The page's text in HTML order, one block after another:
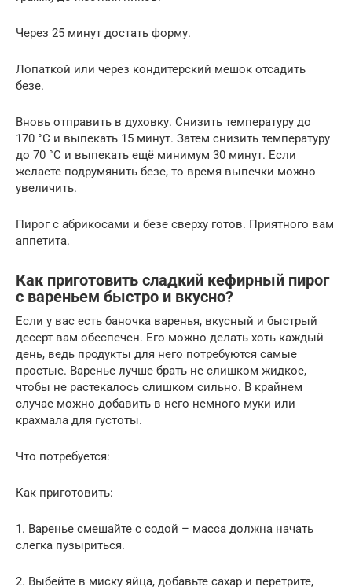
Через 25 минут достать форму.
Лопаткой или через кондитерский мешок отсадить
безе.
Вновь отправить в духовку. Снизить температуру до
170 °С и выпекать 15 минут. Затем снизить температуру
до 70 °С и выпекать ещё минимум 30 минут. Если
желаете подрумянить безе, то время выпечки можно
увеличить.
Пирог с абрикосами и безе сверху готов. Приятного вам
аппетита.
Как приготовить сладкий кефирный пирог
с вареньем быстро и вкусно?
Если у вас есть баночка варенья, вкусный и быстрый
десерт вам обеспечен. Его можно делать хоть каждый
день, ведь продукты для него потребуются самые
простые. Варенье лучше брать не слишком жидкое,
чтобы не растекалось слишком сильно. В крайнем
случае можно добавить в него немного муки или
крахмала для густоты.
Что потребуется:
Как приготовить:
1. Варенье смешайте с содой – масса должна начать
слегка пузыриться.
2. Выбейте в миску яйца, добавьте сахар и перетрите,